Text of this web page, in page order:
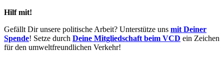
Hilf mit!
Gefällt Dir unsere politische Arbeit? Unterstütze uns mit Deiner
Spende! Setze durch Deine Mitgliedschaft beim VCD ein Zeichen
für den umweltfreundlichen Verkehr!